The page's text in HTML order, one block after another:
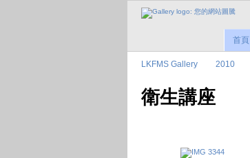
首頁
LKFMS Gallery 2010
衛生講座